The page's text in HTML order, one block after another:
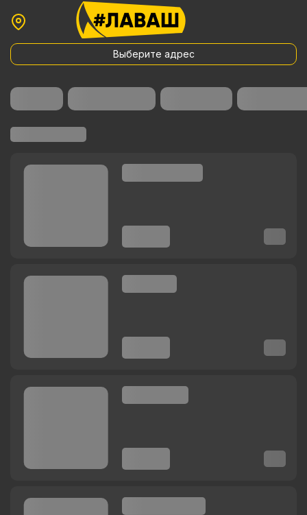
Выберите адрес